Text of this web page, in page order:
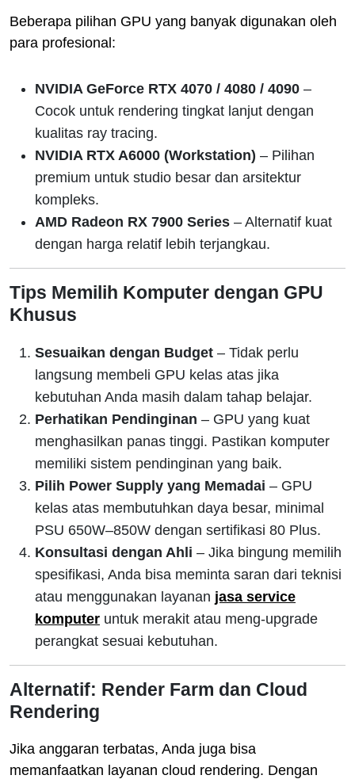
Beberapa pilihan GPU yang banyak digunakan oleh
para profesional:
NVIDIA GeForce RTX 4070 / 4080 / 4090 –
Cocok untuk rendering tingkat lanjut dengan
kualitas ray tracing.
NVIDIA RTX A6000 (Workstation) – Pilihan
premium untuk studio besar dan arsitektur
kompleks.
AMD Radeon RX 7900 Series – Alternatif kuat
dengan harga relatif lebih terjangkau.
Tips Memilih Komputer dengan GPU
Khusus
Sesuaikan dengan Budget – Tidak perlu
langsung membeli GPU kelas atas jika
kebutuhan Anda masih dalam tahap belajar.
Perhatikan Pendinginan – GPU yang kuat
menghasilkan panas tinggi. Pastikan komputer
memiliki sistem pendinginan yang baik.
Pilih Power Supply yang Memadai – GPU
kelas atas membutuhkan daya besar, minimal
PSU 650W–850W dengan sertifikasi 80 Plus.
Konsultasi dengan Ahli – Jika bingung memilih
spesifikasi, Anda bisa meminta saran dari teknisi
atau menggunakan layanan jasa service
komputer untuk merakit atau meng-upgrade
perangkat sesuai kebutuhan.
Alternatif: Render Farm dan Cloud
Rendering
Jika anggaran terbatas, Anda juga bisa
memanfaatkan layanan cloud rendering. Dengan